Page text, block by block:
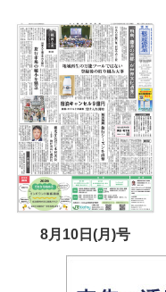
8月10日(月)号